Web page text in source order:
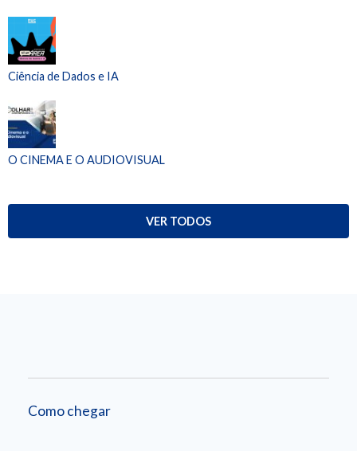
Ciência de Dados e IA
O CINEMA E O AUDIOVISUAL
VER TODOS
Como chegar